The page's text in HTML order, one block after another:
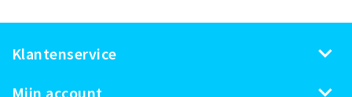
Klantenservice
Mijn account